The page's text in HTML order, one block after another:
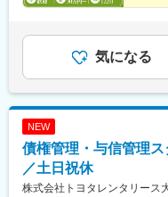
気になる
NEW
債権管理・与信管理
／土日祝休
株式会社トヨタレンタリース